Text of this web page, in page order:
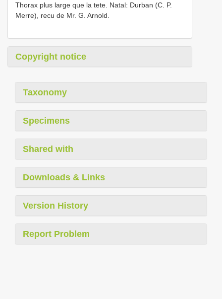
Thorax plus large que la tete. Natal: Durban (C. P.
Merre), recu de Mr. G. Arnold.
Copyright notice
Taxonomy
Specimens
Shared with
Downloads & Links
Version History
Report Problem